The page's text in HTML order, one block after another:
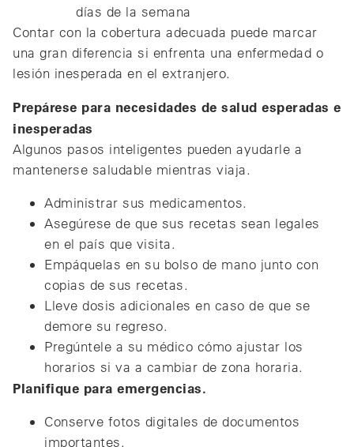
días de la semana
Contar con la cobertura adecuada puede marcar
una gran diferencia si enfrenta una enfermedad o
lesión inesperada en el extranjero.
Prepárese para necesidades de salud esperadas e
inesperadas
Algunos pasos inteligentes pueden ayudarle a
mantenerse saludable mientras viaja.
Administrar sus medicamentos.
Asegúrese de que sus recetas sean legales
en el país que visita.
Empáquelas en su bolso de mano junto con
copias de sus recetas.
Lleve dosis adicionales en caso de que se
demore su regreso.
Pregúntele a su médico cómo ajustar los
horarios si va a cambiar de zona horaria.
Planifique para emergencias.
Conserve fotos digitales de documentos
importantes.